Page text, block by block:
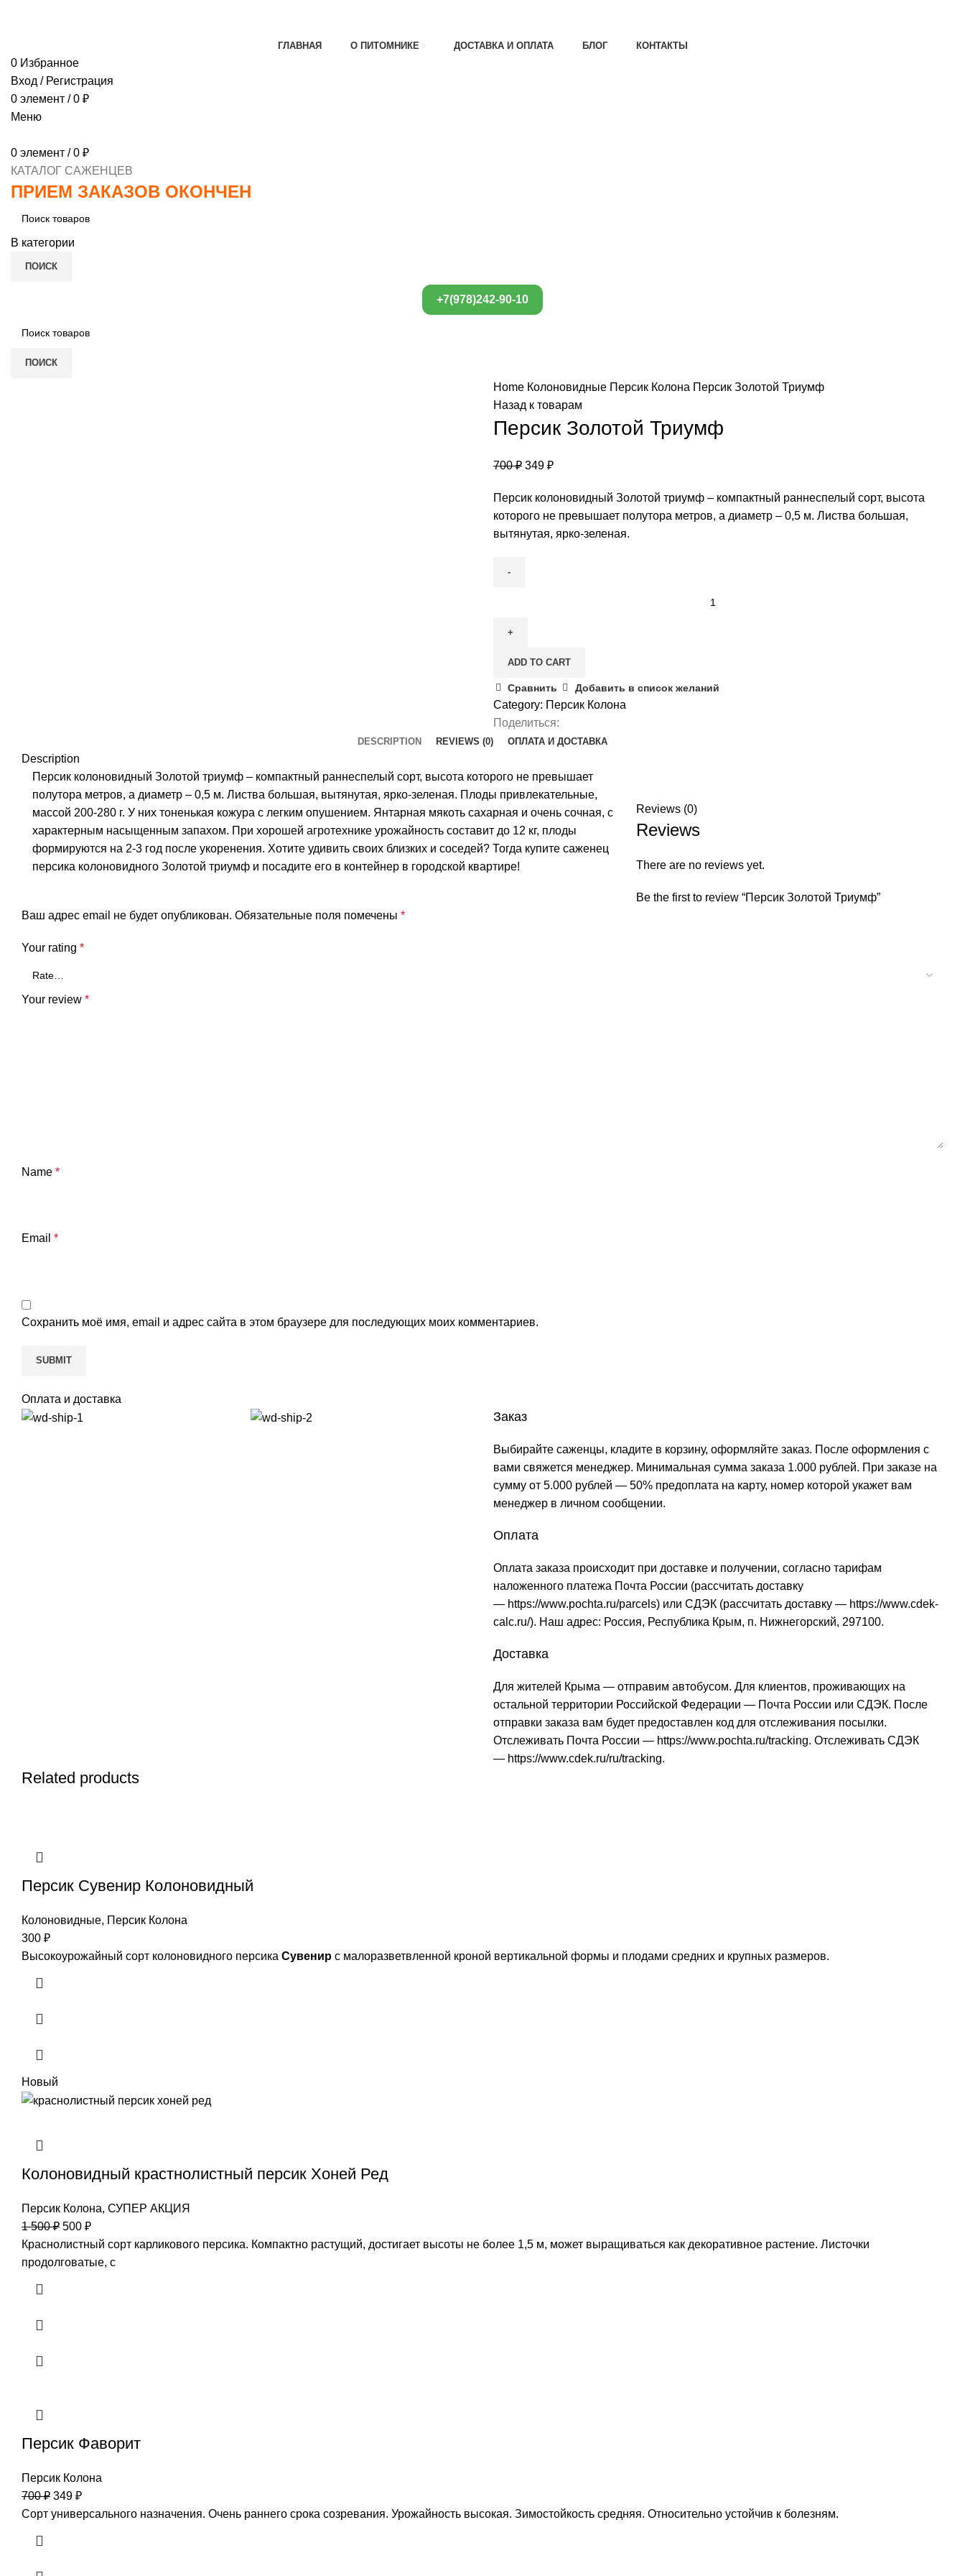
ГЛАВНАЯ О ПИТОМНИКЕ ДОСТАВКА И ОПЛАТА БЛОГ КОНТАКТЫ
0 Избранное
Вход / Регистрация
0 элемент / 0 ₽
Меню
0 элемент / 0 ₽
КАТАЛОГ САЖЕНЦЕВ
ПРИЕМ ЗАКАЗОВ ОКОНЧЕН
В категории
ПОИСК
+7(978)242-90-10
ПОИСК
Home Колоновидные Персик Колона Персик Золотой Триумф
Назад к товарам
Персик Золотой Триумф
700₽ 349 ₽
Персик колоновидный Золотой триумф – компактный раннеспелый сорт, высота
которого не превышает полутора метров, а диаметр – 0,5 м. Листва большая,
вытянутая, ярко-зеленая.
Триумф
ADD TO CART
Сравнить Добавить в список желаний
Category: Персик Колона
Поделиться:
DESCRIPTION REVIEWS (0) ОПЛАТА И ДОСТАВКА
Description
Персик колоновидный Золотой триумф – компактный раннеспелый сорт, высота которого не превышает
полутора метров, а диаметр – 0,5 м. Листва большая, вытянутая, ярко-зеленая. Плоды привлекательные,
массой 200-280 г. У них тоненькая кожура с легким опушением. Янтарная мякоть сахарная и очень сочная, с
характерным насыщенным запахом. При хорошей агротехнике урожайность составит до 12 кг, плоды
формируются на 2-3 год после укоренения. Хотите удивить своих близких и соседей? Тогда купите саженец
персика колоновидного Золотой триумф и посадите его в контейнер в городской квартире!
Reviews (0)
Reviews
There are no reviews yet.
Be the first to review “Персик Золотой Триумф”
Ваш адрес email не будет опубликован. Обязательные поля помечены *
Your rating *
Your review *
Name *
Email *
Сохранить моё имя, email и адрес сайта в этом браузере для последующих моих комментариев.
Оплата и доставка
Заказ
Выбирайте саженцы, кладите в корзину, оформляйте заказ. После оформления с
вами свяжется менеджер. Минимальная сумма заказа 1.000 рублей. При заказе на
сумму от 5.000 рублей — 50% предоплата на карту, номер которой укажет вам
менеджер в личном сообщении.
Оплата
Оплата заказа происходит при доставке и получении, согласно тарифам
наложенного платежа Почта России (рассчитать доставку
— https://www.pochta.ru/parcels) или СДЭК (рассчитать доставку — https://www.cdek-
calc.ru/). Наш адрес: Россия, Республика Крым, п. Нижнегорский, 297100.
Доставка
Для жителей Крыма — отправим автобусом. Для клиентов, проживающих на
остальной территории Российской Федерации — Почта России или СДЭК. После
отправки заказа вам будет предоставлен код для отслеживания посылки.
Отслеживать Почта России — https://www.pochta.ru/tracking. Отслеживать СДЭК
— https://www.cdek.ru/ru/tracking.
Related products
Персик Сувенир Колоновидный
Колоновидные, Персик Колона
300 ₽
Высокоурожайный сорт колоновидного персика Сувенир с малоразветвленной кроной вертикальной формы и плодами средних и крупных размеров.
Новый
Колоновидный крастнолистный персик Хоней Ред
Персик Колона, СУПЕР АКЦИЯ
1 500₽ 500 ₽
Краснолистный сорт карликового персика. Компактно растущий, достигает высоты не более 1,5 м, может выращиваться как декоративное растение. Листочки
продолговатые, с
Персик Фаворит
Персик Колона
700₽ 349 ₽
Сорт универсального назначения. Очень раннего срока созревания. Урожайность высокая. Зимостойкость средняя. Относительно устойчив к болезням.